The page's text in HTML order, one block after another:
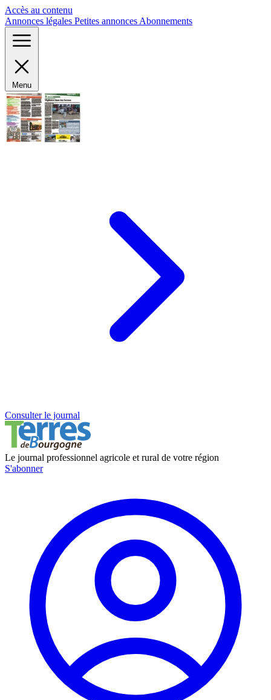
Accès au contenu
Annonces légales Petites annonces Abonnements
Menu
Consulter le journal
Le journal professionnel agricole et rural de votre région
S'abonner
Panneau de gestion des cookies